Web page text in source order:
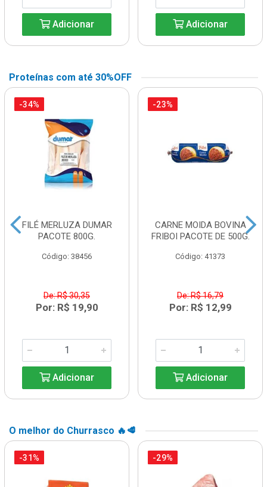
Adicionar Adicionar
Proteínas com até 30%OFF
-34%
FILÉ MERLUZA DUMAR
PACOTE 800G.
Código: 38456
De: R$ 30,35
Por: R$ 19,90
Adicionar
-23%
CARNE MOIDA BOVINA
FRIBOI PACOTE DE 500G.
Código: 41373
De: R$ 16,79
Por: R$ 12,99
Adicionar
O melhor do Churrasco 🔥🥩
-31% -29%